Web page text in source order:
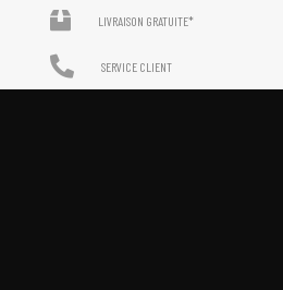
LIVRAISON GRATUITE*
SERVICE CLIENT